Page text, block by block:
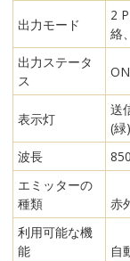
出力モード
2
絡
出力ステータ
ス
表示灯
送
(
波長
エミッターの
種類
赤
利用可能な機
能
自